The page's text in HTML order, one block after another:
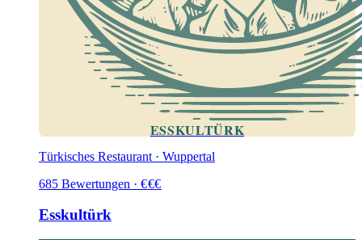
ESSKULTÜRK
Türkisches Restaurant · Wuppertal
685 Bewertungen · €€€
Esskultürk